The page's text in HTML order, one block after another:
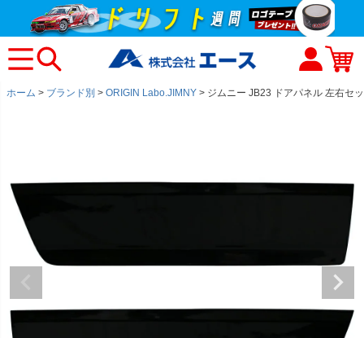
ホーム ブランド別 ORIGIN Labo.JIMNY ジムニー JB23 ドアパネル 左右セ